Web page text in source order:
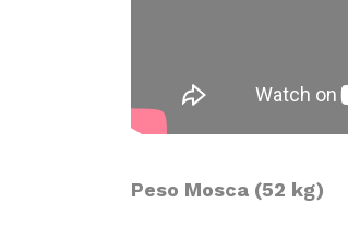
Peso Mosca (52 kg)